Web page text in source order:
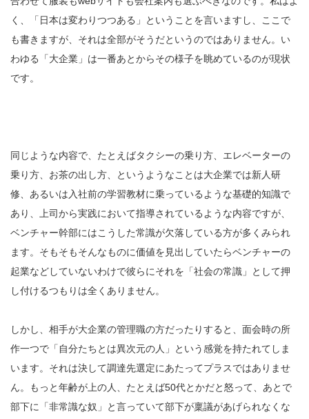
く、「日本は変わりつつある」ということを言いますし、ここで
も書きますが、それは全部がそうだというのではありません。い
わゆる「大企業」は一番あとからその様子を眺めているのが現状
です。
同じような内容で、たとえばタクシーの乗り方、エレベーターの
乗り方、お茶の出し方、というようなことは大企業では新人研
修、あるいは入社前の学習教材に乗っているような基礎的知識で
あり、上司から実践において指導されているような内容ですが、
ベンチャー幹部にはこうした常識が欠落している方が多くみられ
ます。そもそもそんなものに価値を見出していたらベンチャーの
起業などしていないわけで彼らにそれを「社会の常識」として押
し付けるつもりは全くありません。
しかし、相手が大企業の管理職の方だったりすると、面会時の所
作一つで「自分たちとは異次元の人」という感覚を持たれてしま
います。それは決して調達先選定にあたってプラスではありませ
ん。もっと年齢が上の人、たとえば50代とかだと怒って、あとで
部下に「非常識な奴」と言っていて部下が稟議があげられなくな